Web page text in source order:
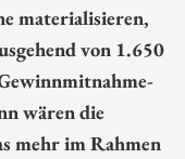
materialisieren,
von 1.650
wären die
mehr im Rahmen